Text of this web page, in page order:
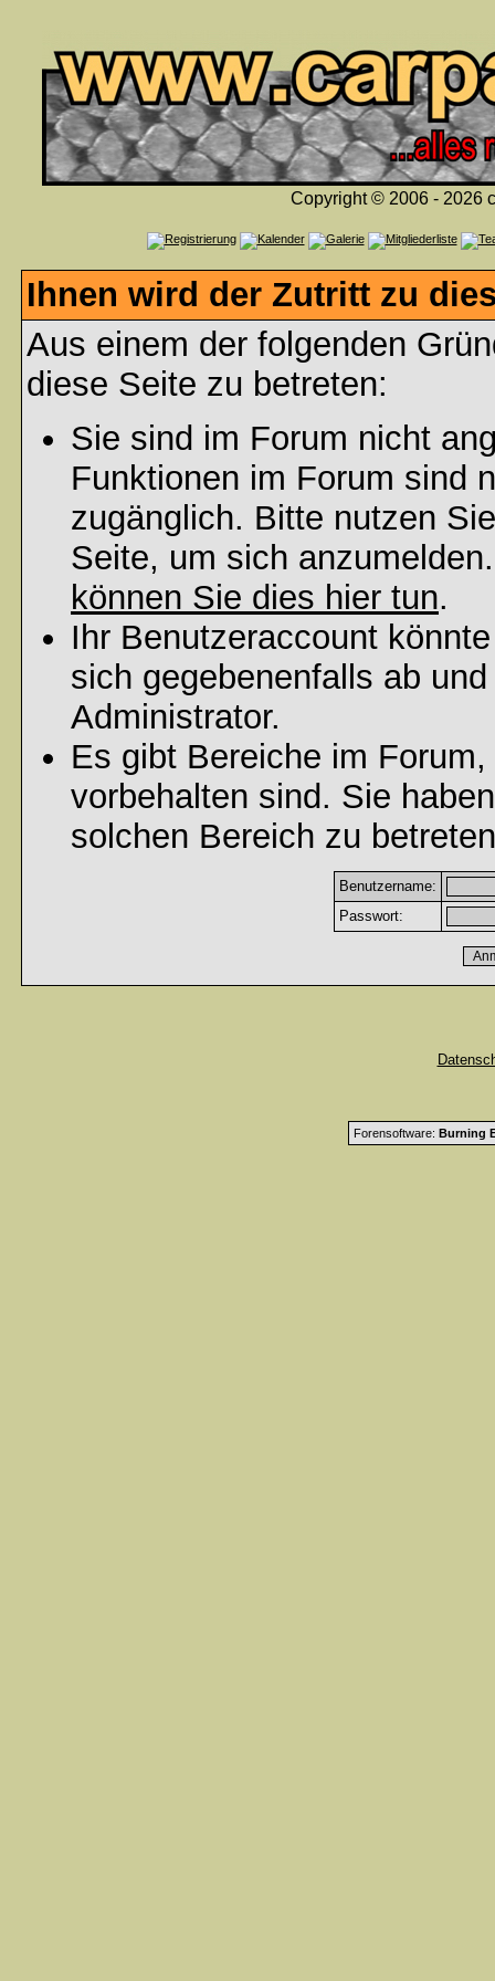
Copyright © 2006 - 2026
Ihnen wird der Zutritt zu
Aus einem der folgenden
diese Seite zu betreten:
Sie sind im Forum nicht
Funktionen im Forum sind
zugänglich. Bitte nutzen
Seite, um sich
können Sie dies hier tun.
Ihr Benutzeraccount
sich gegebenenfalls ab
Administrator.
Es gibt Bereiche im
vorbehalten sind. Sie
solchen Bereich zu
Benutzername:
Passwort:
Forensoftware: Burning